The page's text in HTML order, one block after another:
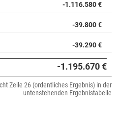
-1.116.580 €
-39.800 €
-39.290 €
-1.195.670 €
Zeile 26 (ordentliches Ergebnis) in der
untenstehenden Ergebnistabelle